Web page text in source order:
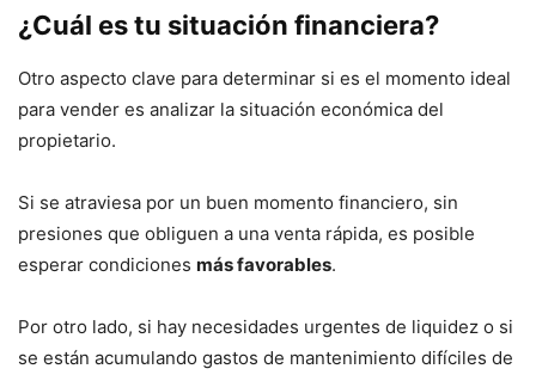
¿Cuál es tu situación financiera?
Otro aspecto clave para determinar si es el momento ideal
para vender es analizar la situación económica del
propietario.
Si se atraviesa por un buen momento financiero, sin
presiones que obliguen a una venta rápida, es posible
esperar condiciones más favorables.
Por otro lado, si hay necesidades urgentes de liquidez o si
se están acumulando gastos de mantenimiento difíciles de